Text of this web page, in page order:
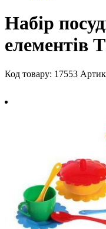
Набір
елементів
Код товару: 17553